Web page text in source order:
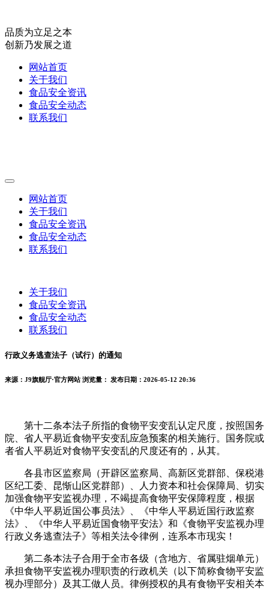
品质为立足之本
创新乃发展之道
网站首页
关于我们
食品安全资讯
食品安全动态
联系我们
网站首页
关于我们
食品安全资讯
食品安全动态
联系我们
关于我们
食品安全资讯
食品安全动态
联系我们
行政义务逃查法子（试行）的通知
来源：J9旗舰厅·官方网站 浏览量： 发布日期：2026-05-12 20:36
第十二条本法子所指的食物平安变乱认定尺度，按照国务
院、省人平易近食物平安变乱应急预案的相关施行。国务院或
者省人平易近对食物平安变乱的尺度还有的，从其。
各县市区监察局（开辟区监察局、高新区党群部、保税港
区纪工委、昆惭山区党群部）、人力资本和社会保障局、切实
加强食物平安监视办理，不竭提高食物平安保障程度，根据
《中华人平易近国公事员法》、《中华人平易近国行政监察
法》、《中华人平易近国食物平安法》和《食物平安监视办理
行政义务逃查法子》等相关法令律例，连系本市现实！
第二条本法子合用于全市各级（含地方、省属驻烟单元）
承担食物平安监视办理职责的行政机关（以下简称食物平安监
视办理部分）及其工做人员。律例授权的具有食物平安相关本